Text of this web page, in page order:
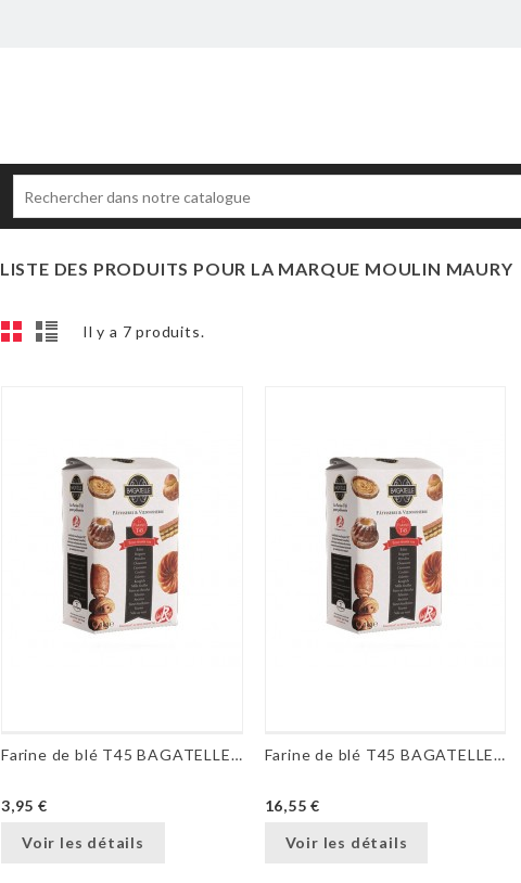
LISTE DES PRODUITS POUR LA MARQUE MOULIN MAURY
Il y a 7 produits.
Farine de blé T45 BAGATELLE® - 1 kg
3,95 €
Voir les détails
Farine de blé T45 BAGATELLE® - 5 kg
16,55 €
Voir les détails